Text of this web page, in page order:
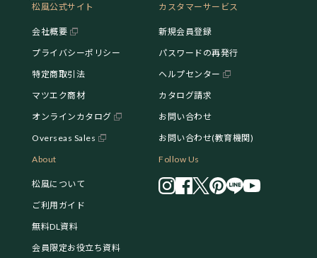
松風公式サイト
会社概要
プライバシーポリシー
特定商取引法
マツエク商材
オンラインカタログ
Overseas Sales
カスタマーサービス
新規会員登録
パスワードの再発行
ヘルプセンター
カタログ請求
お問い合わせ
お問い合わせ(教育機関)
About
松風について
ご利用ガイド
無料DL資料
会員限定お役立ち資料
Follow Us